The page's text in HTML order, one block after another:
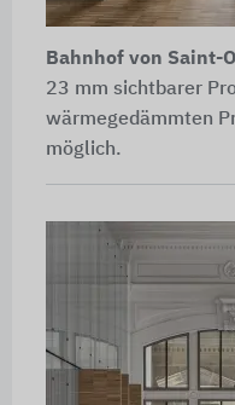
Bahnhof von Saint-
23 mm sichtbarer
wärmegedämmten
möglich.